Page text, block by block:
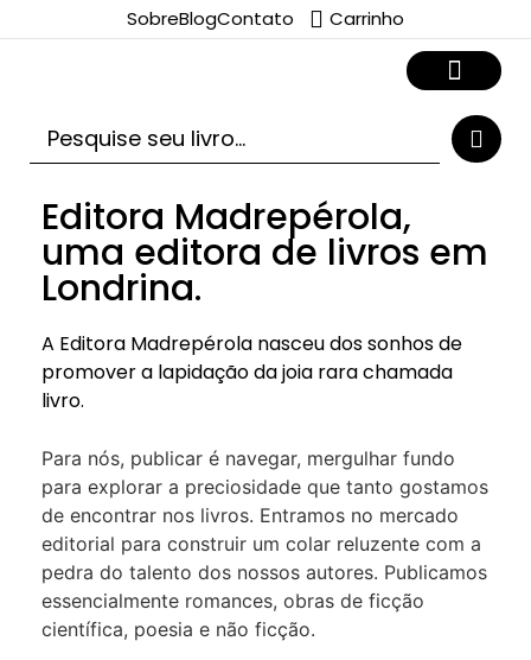
SobreBlogContato Carrinho
Editora Madrepérola,
uma editora de livros em
Londrina.
A Editora Madrepérola nasceu dos sonhos de
promover a lapidação da joia rara chamada
livro.
Para nós, publicar é navegar, mergulhar fundo
para explorar a preciosidade que tanto gostamos
de encontrar nos livros. Entramos no mercado
editorial para construir um colar reluzente com a
pedra do talento dos nossos autores. Publicamos
essencialmente romances, obras de ficção
científica, poesia e não ficção.